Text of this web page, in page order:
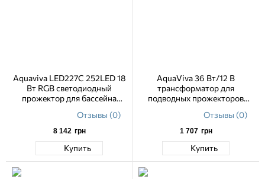
Aquaviva LED227C 252LED 18
Вт RGB светодиодный
прожектор для бассейна
Отзывы (0)
8 142 грн
Купить
AquaViva 36 Вт/12 В
трансформатор для
подводных прожекторов
Отзывы (0)
1 707 грн
Купить